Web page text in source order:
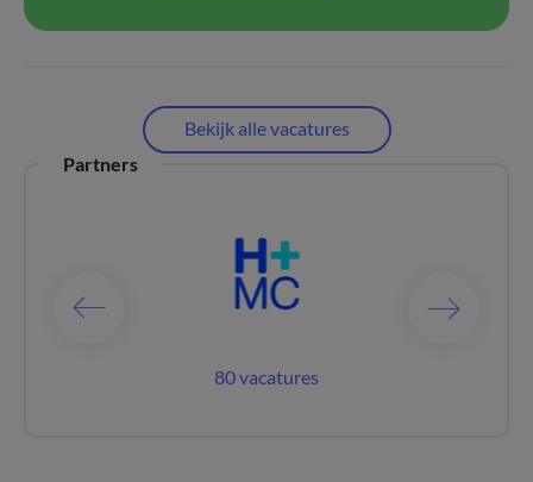
Bekijk alle vacatures
Partners
80 vacatures